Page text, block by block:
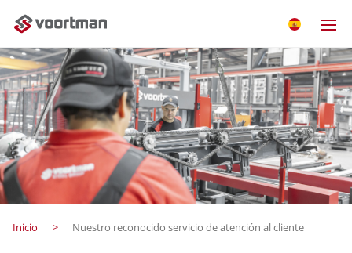
Inicio Nuestro reconocido servicio de atención al cliente